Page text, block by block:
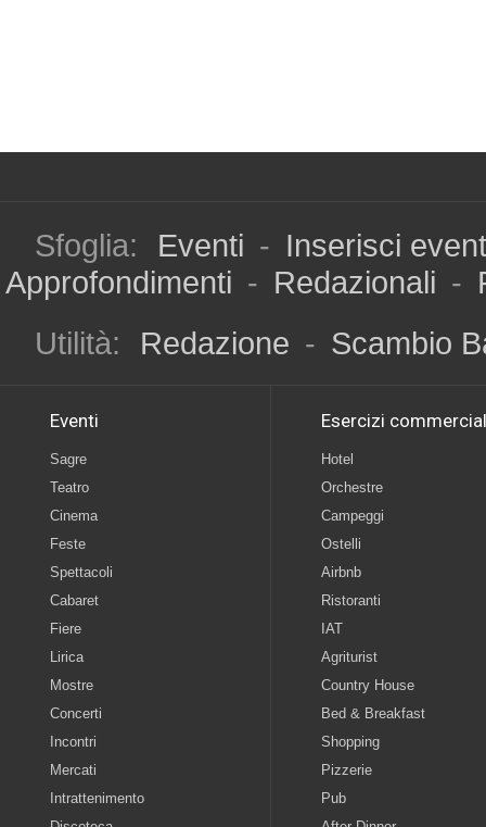
Sfoglia: Eventi - Inserisci
Approfondimenti - Redazionali -
Utilità:
Redazione - Scambio
Eventi
Sagre
Teatro
Cinema
Feste
Spettacoli
Cabaret
Fiere
Lirica
Mostre
Concerti
Incontri
Mercati
Intrattenimento
Esercizi
Hotel
Orchestre
Campeggi
Ostelli
Airbnb
Ristoranti
IAT
Agriturist
Country House
Bed & Breakfast
Shopping
Pizzerie
Pub